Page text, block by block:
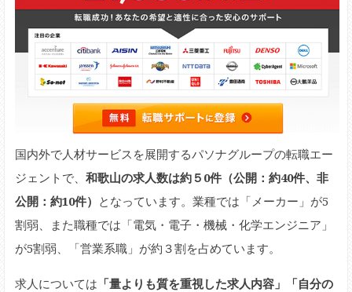
国内外で人材サービスを展開するパソナグループの転職エー
ジェントで、 和歌山の求人数は約５0件（公開：約40件、非
公開：約10件） となっています。業種では「メーカー」が5
割弱、また職種では「電気・電子・機械・化学エンジニア」
が5割弱、「営業系職」が約３割を占めています。
求人については 「量よりも質を重視した求人内容」「自分の